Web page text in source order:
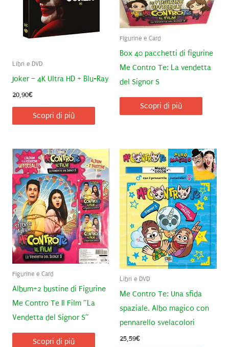
Libri e DVD
Joker – 4K Ultra HD + Blu-Ray
20,90€
Scopri di più
Figurine e Card
Box 40 pacchetti di figurine
Me Contro Te: La vendetta
del Signor S
Scopri di più
Figurine e Card
Album+2 bustine di Figurine
Me Contro Te Il Film ”La
Vendetta del Signor S”
Scopri di più
Libri e DVD
Me Contro Te: Una sfida
spaziale. Albo magico con
pennarello svelacolori
25,59€